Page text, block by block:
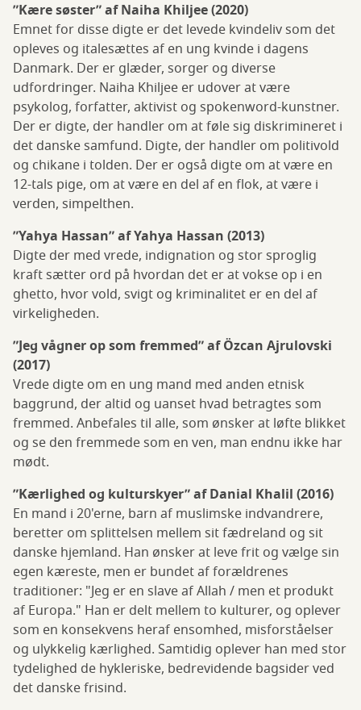
”Kære søster” af Naiha Khiljee (2020)
Emnet for disse digte er det levede kvindeliv som det
opleves og italesættes af en ung kvinde i dagens
Danmark. Der er glæder, sorger og diverse
udfordringer. Naiha Khiljee er udover at være
psykolog, forfatter, aktivist og spokenword-kunstner.
Der er digte, der handler om at føle sig diskrimineret i
det danske samfund. Digte, der handler om politivold
og chikane i tolden. Der er også digte om at være en
12-tals pige, om at være en del af en flok, at være i
verden, simpelthen.
”Yahya Hassan” af Yahya Hassan (2013)
Digte der med vrede, indignation og stor sproglig
kraft sætter ord på hvordan det er at vokse op i en
ghetto, hvor vold, svigt og kriminalitet er en del af
virkeligheden.
”Jeg vågner op som fremmed” af Özcan Ajrulovski
(2017)
Vrede digte om en ung mand med anden etnisk
baggrund, der altid og uanset hvad betragtes som
fremmed. Anbefales til alle, som ønsker at løfte blikket
og se den fremmede som en ven, man endnu ikke har
mødt.
”Kærlighed og kulturskyer” af Danial Khalil (2016)
En mand i 20'erne, barn af muslimske indvandrere,
beretter om splittelsen mellem sit fædreland og sit
danske hjemland. Han ønsker at leve frit og vælge sin
egen kæreste, men er bundet af forældrenes
traditioner: "Jeg er en slave af Allah / men et produkt
af Europa." Han er delt mellem to kulturer, og oplever
som en konsekvens heraf ensomhed, misforståelser
og ulykkelig kærlighed. Samtidig oplever han med stor
tydelighed de hykleriske, bedrevidende bagsider ved
det danske frisind.